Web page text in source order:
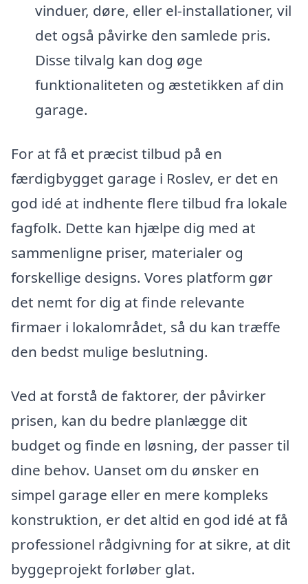
vinduer, døre, eller el-installationer, vil
det også påvirke den samlede pris.
Disse tilvalg kan dog øge
funktionaliteten og æstetikken af din
garage.
For at få et præcist tilbud på en
færdigbygget garage i Roslev, er det en
god idé at indhente flere tilbud fra lokale
fagfolk. Dette kan hjælpe dig med at
sammenligne priser, materialer og
forskellige designs. Vores platform gør
det nemt for dig at finde relevante
firmaer i lokalområdet, så du kan træffe
den bedst mulige beslutning.
Ved at forstå de faktorer, der påvirker
prisen, kan du bedre planlægge dit
budget og finde en løsning, der passer til
dine behov. Uanset om du ønsker en
simpel garage eller en mere kompleks
konstruktion, er det altid en god idé at få
professionel rådgivning for at sikre, at dit
byggeprojekt forløber glat.